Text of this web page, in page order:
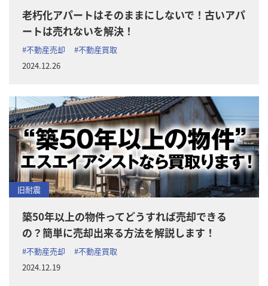
老朽化アパートはそのままにしないで！古いアパ
ートは売れないを解決！
#不動産売却
#不動産買取
2024.12.26
旧耐震
築50年以上の物件ってどうすれば売却できる
の？簡単に売却出来る方法を解説します！
#不動産売却
#不動産買取
2024.12.19